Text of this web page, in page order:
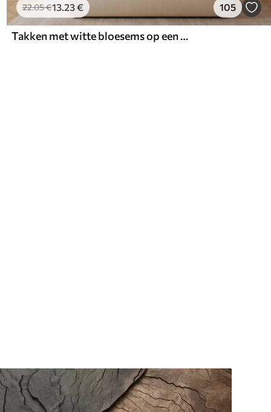
22.05€13.23€ 105
Takken met witte bloesems op een zachte beige achtergrond